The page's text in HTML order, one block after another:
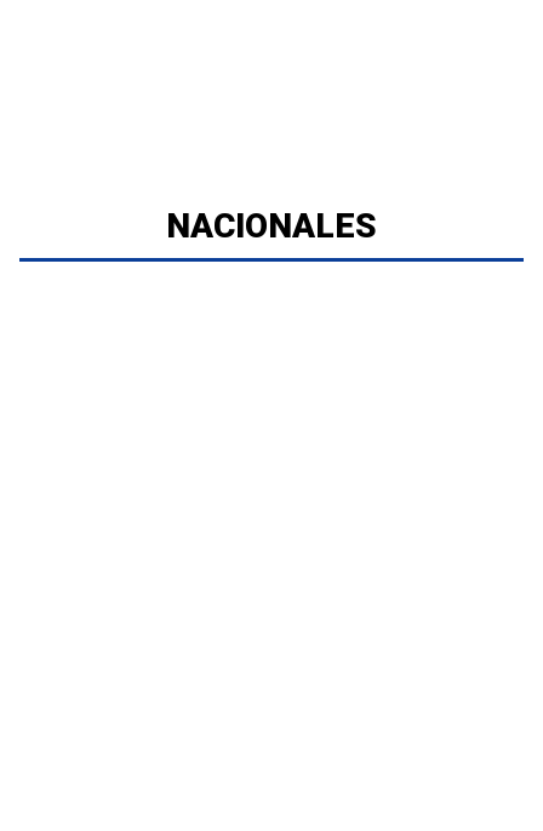
NACIONALES